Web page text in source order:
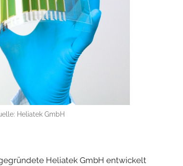
Heliatek GmbH
Heliatek GmbH entwickelt